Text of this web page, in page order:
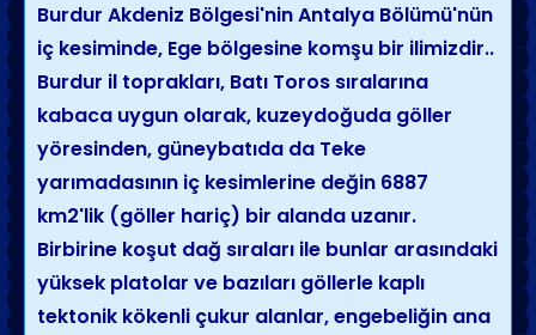
Burdur Akdeniz Bölgesi'nin Antalya Bölümü'nün
iç kesiminde, Ege bölgesine komşu bir ilimizdir..
Burdur il toprakları, Batı Toros sıralarına
kabaca uygun olarak, kuzeydoğuda göller
yöresinden, güneybatıda da Teke
yarımadasının iç kesimlerine değin 6887
km2'lik (göller hariç) bir alanda uzanır.
Birbirine koşut dağ sıraları ile bunlar arasındaki
yüksek platolar ve bazıları göllerle kaplı
tektonik kökenli çukur alanlar, engebeliğin ana